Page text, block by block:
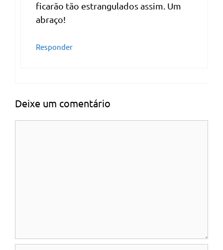
ficarão tão estrangulados assim. Um
abraço!
Responder
Deixe um comentário